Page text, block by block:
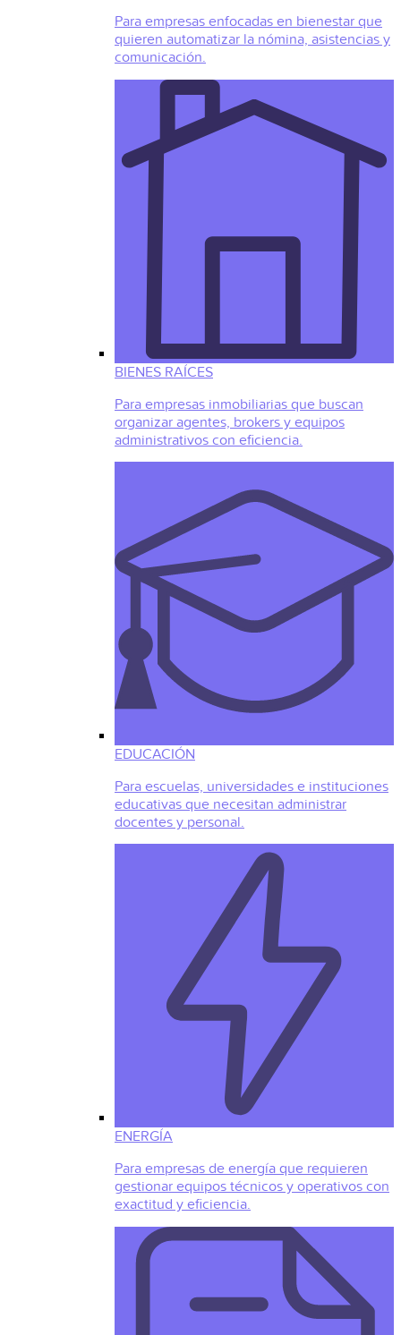
Para empresas enfocadas en bienestar que
quieren automatizar la nómina, asistencias y
comunicación.
BIENES RAÍCES
Para empresas inmobiliarias que buscan
organizar agentes, brokers y equipos
administrativos con eficiencia.
EDUCACIÓN
Para escuelas, universidades e instituciones
educativas que necesitan administrar
docentes y personal.
ENERGÍA
Para empresas de energía que requieren
gestionar equipos técnicos y operativos con
exactitud y eficiencia.